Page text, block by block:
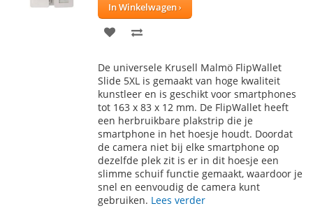
In Winkelwagen
VOEG
AAN
VERLANGLIJST
TE
VERGELIJKEN
De universele Krusell Malmö FlipWallet
Slide 5XL is gemaakt van hoge kwaliteit
kunstleer en is geschikt voor smartphones
tot 163 x 83 x 12 mm. De FlipWallet heeft
een herbruikbare plakstrip die je
smartphone in het hoesje houdt. Doordat
de camera niet bij elke smartphone op
dezelfde plek zit is er in dit hoesje een
slimme schuif functie gemaakt, waardoor je
snel en eenvoudig de camera kunt
gebruiken. Lees verder